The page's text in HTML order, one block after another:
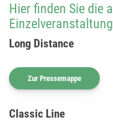
Hier finden Sie die
Long Distance
Zur Pressemappe
Classic Line